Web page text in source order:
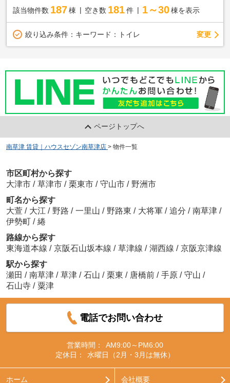
該当物件数 187棟 空き数 181 件 1～30 棟を表示
絞り込み条件： キーワード：トイレ 変更
ページトップへ
南草津 賃貸｜ハウスセゾン南草津店 > 物件一覧
市区町村から探す
大津市 / 草津市 / 栗東市 / 守山市 / 野洲市
町名から探す
大萱 / 大江 / 野路 / 一里山 / 野路東 / 大将軍 / 追分 / 南草津 /
伊勢町 / 綣
路線から探す
東海道本線 / 京阪石山坂本線 / 草津線 / 湖西線 / 京阪京津線
駅から探す
瀬田 / 南草津 / 草津 / 石山 / 栗東 / 唐橋前 / 手原 / 守山 /
石山寺 / 粟津
電話でお問い合わせ
営業時間：
AM9:00～PM6:00
定休日：
水曜日（2月・3月は無休）
ホーム 会社概要